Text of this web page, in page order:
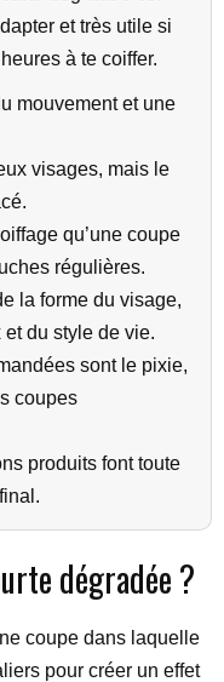
et très utile si
à te coiffer.
mouvement et une
visages, mais le
qu’une coupe
régulières.
la forme du visage,
du style de vie.
sont le pixie,
coupes
produits font toute
dégradée ?
coupe dans laquelle
pour créer un effet